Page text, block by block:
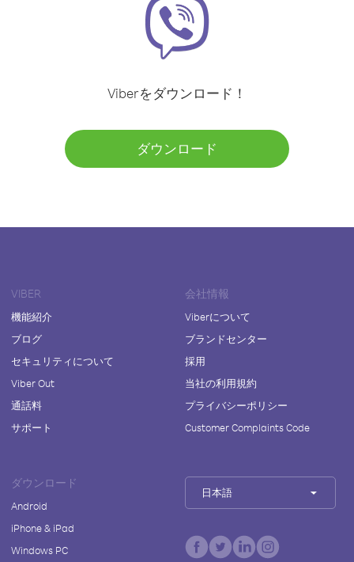
Viberをダウンロード！
ダウンロード
VIBER
機能紹介
ブログ
セキュリティについて
Viber Out
通話料
サポート
会社情報
Viberについて
ブランドセンター
採用
当社の利用規約
プライバシーポリシー
Customer Complaints Code
ダウンロード
Android
iPhone & iPad
Windows PC
日本語